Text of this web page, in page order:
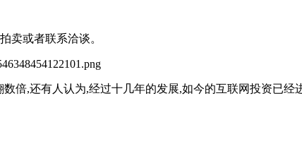
卖或者联系洽谈。
倍,还有人认为,经过十几年的发展,如今的互联网投资已经